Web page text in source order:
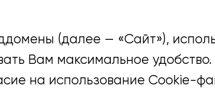
(далее — «Сайт»),
Вам максимальное
на использование Cookie-